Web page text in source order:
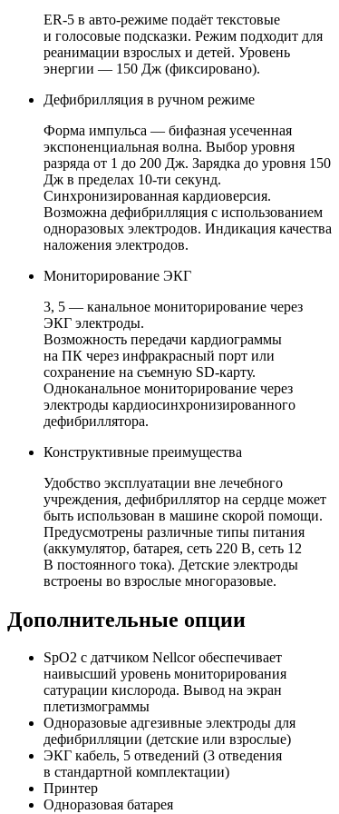
ER-5 в авто-режиме подаёт текстовые
и голосовые подсказки. Режим подходит для
реанимации взрослых и детей. Уровень
энергии — 150 Дж (фиксировано).
Дефибрилляция в ручном режиме
Форма импульса — бифазная усеченная
экспоненциальная волна. Выбор уровня
разряда от 1 до 200 Дж. Зарядка до уровня 150
Дж в пределах 10-ти секунд.
Синхронизированная кардиоверсия.
Возможна дефибрилляция с использованием
одноразовых электродов. Индикация качества
наложения электродов.
Мониторирование ЭКГ
3, 5 — канальное мониторирование через
ЭКГ электроды.
Возможность передачи кардиограммы
на ПК через инфракрасный порт или
сохранение на съемную SD-карту.
Одноканальное мониторирование через
электроды кардиосинхронизированного
дефибриллятора.
Конструктивные преимущества
Удобство эксплуатации вне лечебного
учреждения, дефибриллятор на сердце может
быть использован в машине скорой помощи.
Предусмотрены различные типы питания
(аккумулятор, батарея, сеть 220 В, сеть 12
В постоянного тока). Детские электроды
встроены во взрослые многоразовые.
Дополнительные опции
SpO2 c датчиком Nellcor обеспечивает
наивысший уровень мониторирования
сатурации кислорода. Вывод на экран
плетизмограммы
Одноразовые адгезивные электроды для
дефибрилляции (детские или взрослые)
ЭКГ кабель, 5 отведений (3 отведения
в стандартной комплектации)
Принтер
Одноразовая батарея